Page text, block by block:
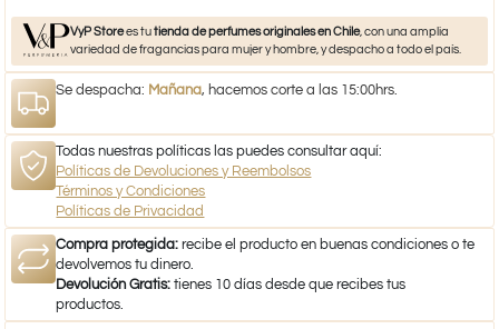
VyP Storees tutienda de perfumes originales en Chile, con una amplia
variedad de fragancias para mujer y hombre, y despacho a todo el país.
Se despacha: Mañana, hacemos corte a las 15:00hrs.
Todas nuestras políticas las puedes consultar aquí:
Políticas de Devoluciones y Reembolsos
Términos y Condiciones
Políticas de Privacidad
Compra protegida: recibe el producto en buenas condiciones o te
devolvemos tu dinero.
Devolución Gratis: tienes 10 días desde que recibes tus
productos.